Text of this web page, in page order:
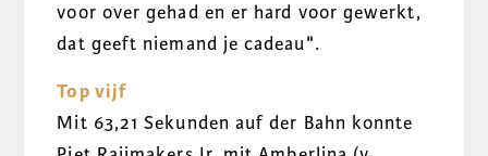
voor over gehad en er hard voor gewerkt,
dat geeft niemand je cadeau".
Top vijf
Mit 63,21 Sekunden auf der Bahn konnte